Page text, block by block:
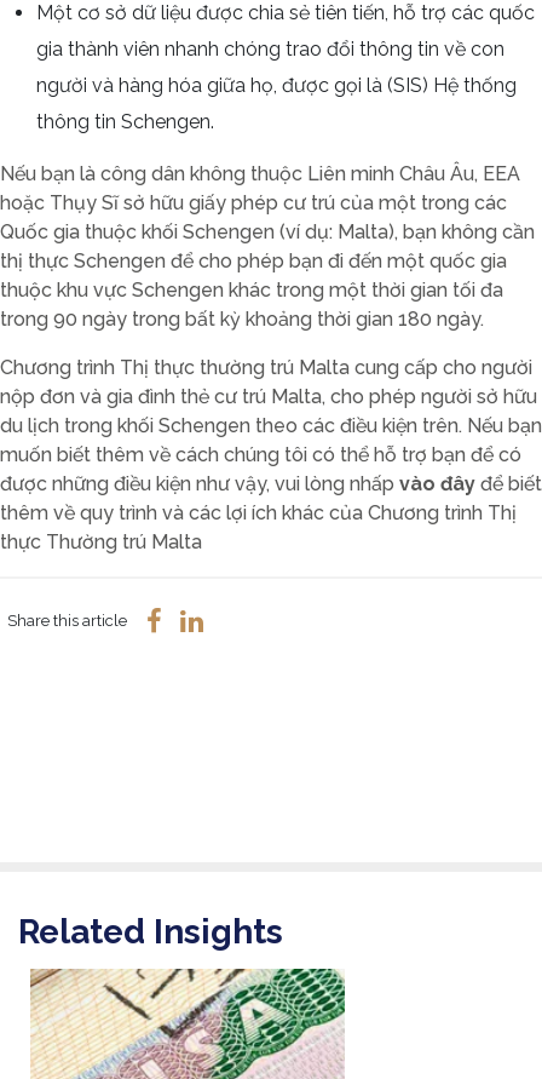
Một cơ sở dữ liệu được chia sẻ tiên tiến, hỗ trợ các quốc
gia thành viên nhanh chóng trao đổi thông tin về con
người và hàng hóa giữa họ, được gọi là (SIS) Hệ thống
thông tin Schengen.
Nếu bạn là công dân không thuộc Liên minh Châu Âu, EEA
hoặc Thụy Sĩ sở hữu giấy phép cư trú của một trong các
Quốc gia thuộc khối Schengen (ví dụ: Malta), bạn không cần
thị thực Schengen để cho phép bạn đi đến một quốc gia
thuộc khu vực Schengen khác trong một thời gian tối đa
trong 90 ngày trong bất kỳ khoảng thời gian 180 ngày.
Chương trình Thị thực thường trú Malta cung cấp cho người
nộp đơn và gia đình thẻ cư trú Malta, cho phép người sở hữu
du lịch trong khối Schengen theo các điều kiện trên. Nếu bạn
muốn biết thêm về cách chúng tôi có thể hỗ trợ bạn để có
được những điều kiện như vậy, vui lòng nhấp vào đây để biết
thêm về quy trình và các lợi ích khác của Chương trình Thị
thực Thường trú Malta
Share this article
Related Insights